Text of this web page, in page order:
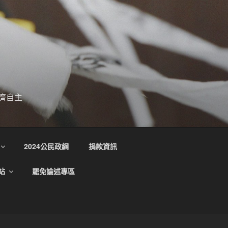
自主
2024公民政綱 捐款資訊
罷免論述專區